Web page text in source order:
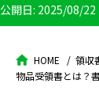
公開日: 2025/08/22
HOME 領収
物品受領書とは？